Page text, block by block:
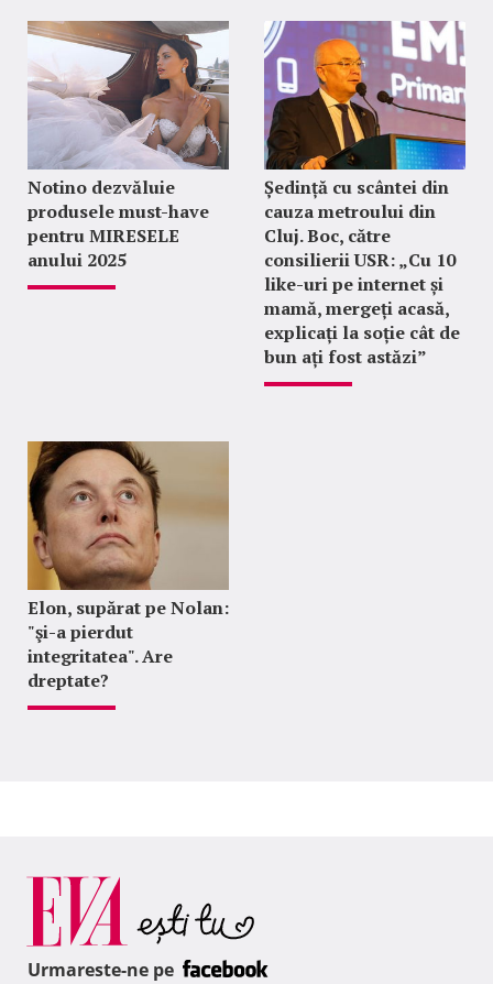
Notino dezvăluie
produsele must-have
pentru MIRESELE
anului 2025
Ședință cu scântei din
cauza metroului din
Cluj. Boc, către
consilierii USR: „Cu 10
like-uri pe internet și
mamă, mergeți acasă,
explicați la soție cât de
bun ați fost astăzi”
Elon, supărat pe Nolan:
"şi-a pierdut
integritatea". Are
dreptate?
Urmareste-ne pe